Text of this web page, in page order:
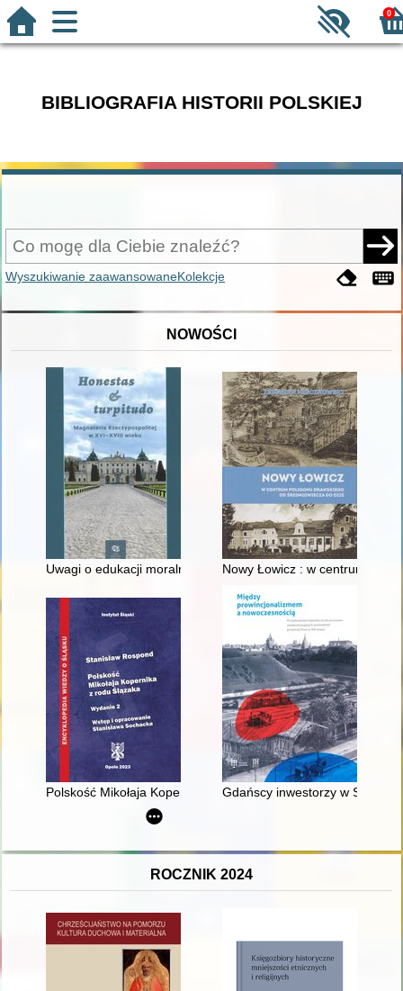
0
BIBLIOGRAFIA HISTORII POLSKIEJ
Wyszukiwanie zaawansowaneKolekcje
NOWOŚCI
Uwagi o edukacji moralnej synów szlacheckich w XVI-
Nowy Łowicz : w centrum
Polskość Mikołaja Kopernika z rodu Ślązaka
Gdańscy inwestorzy w
ROCZNIK 2024